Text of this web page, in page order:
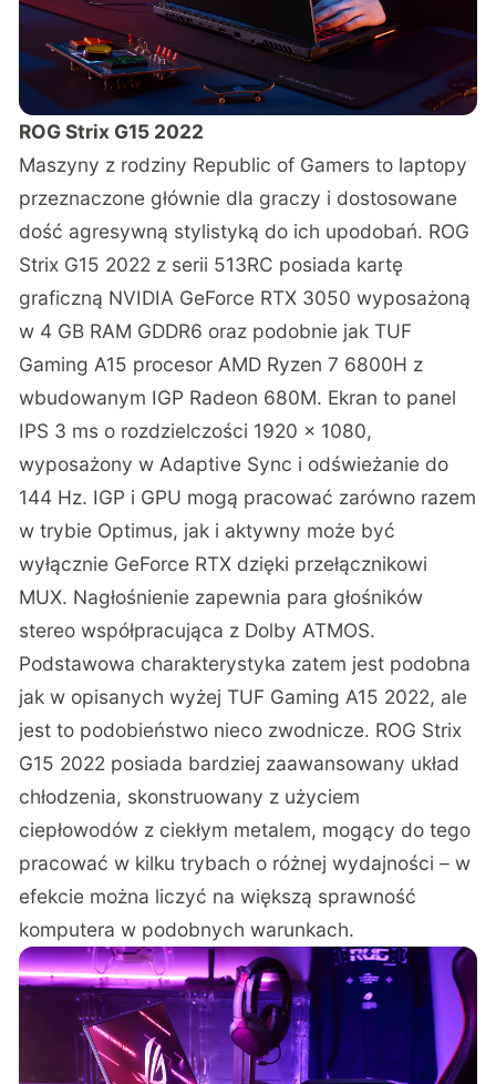
ROG Strix G15 2022
Maszyny z rodziny Republic of Gamers to laptopy
przeznaczone głównie dla graczy i dostosowane
dość agresywną stylistyką do ich upodobań. ROG
Strix G15 2022 z serii 513RC posiada kartę
graficzną NVIDIA GeForce RTX 3050 wyposażoną
w 4 GB RAM GDDR6 oraz podobnie jak TUF
Gaming A15 procesor AMD Ryzen 7 6800H z
wbudowanym IGP Radeon 680M. Ekran to panel
IPS 3 ms o rozdzielczości 1920 x 1080,
wyposażony w Adaptive Sync i odświeżanie do
144 Hz. IGP i GPU mogą pracować zarówno razem
w trybie Optimus, jak i aktywny może być
wyłącznie GeForce RTX dzięki przełącznikowi
MUX. Nagłośnienie zapewnia para głośników
stereo współpracująca z Dolby ATMOS.
Podstawowa charakterystyka zatem jest podobna
jak w opisanych wyżej TUF Gaming A15 2022, ale
jest to podobieństwo nieco zwodnicze. ROG Strix
G15 2022 posiada bardziej zaawansowany układ
chłodzenia, skonstruowany z użyciem
ciepłowodów z ciekłym metalem, mogący do tego
pracować w kilku trybach o różnej wydajności – w
efekcie można liczyć na większą sprawność
komputera w podobnych warunkach.